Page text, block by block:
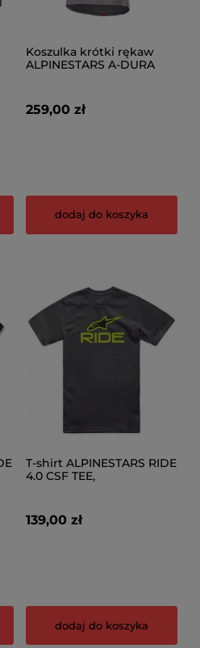
Koszulka krótki rękaw
ALPINESTARS A-DURA
259,00 zł
dodaj do koszyka
T-shirt ALPINESTARS RIDE
4.0 CSF TEE,
139,00 zł
dodaj do koszyka